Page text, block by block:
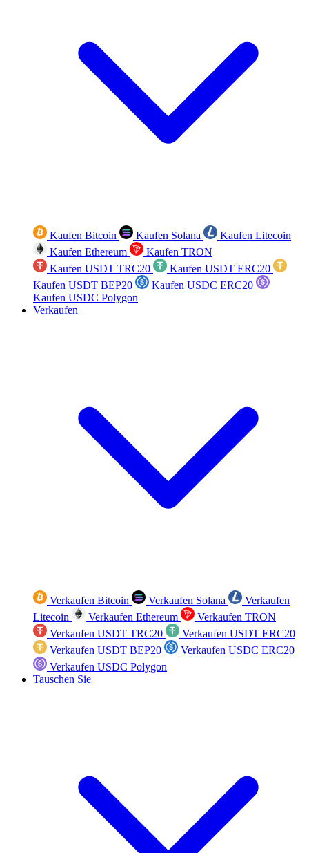
Kaufen Bitcoin Kaufen Solana
Kaufen Litecoin
Kaufen Ethereum
Kaufen TRON
Kaufen USDT TRC20
Kaufen USDT ERC20
Kaufen USDT BEP20
Kaufen USDC ERC20
Kaufen USDC Polygon
Verkaufen
Verkaufen Bitcoin Verkaufen Solana
Verkaufen
Litecoin
Verkaufen Ethereum
Verkaufen TRON
Verkaufen USDT TRC20
Verkaufen USDT ERC20
Verkaufen USDT BEP20
Verkaufen USDC ERC20
Verkaufen USDC Polygon
Tauschen Sie